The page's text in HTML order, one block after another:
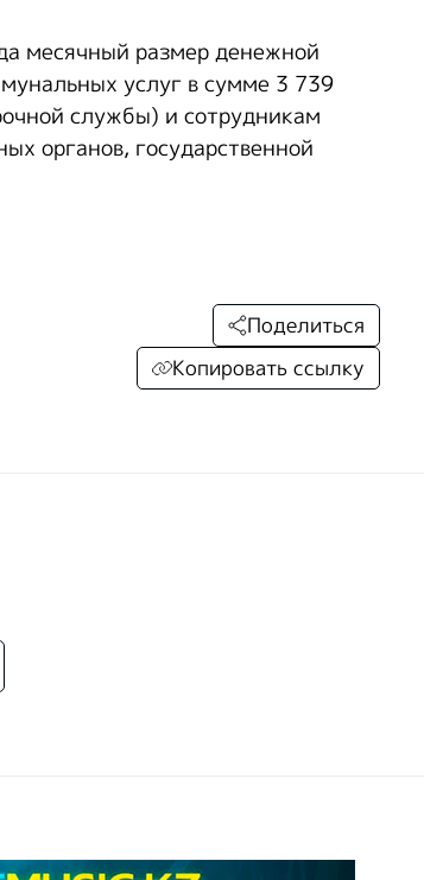
месячный размер денежной
услуг в сумме 3 739
службы) и сотрудникам
органов, государственной
Поделиться
Копировать ссылку